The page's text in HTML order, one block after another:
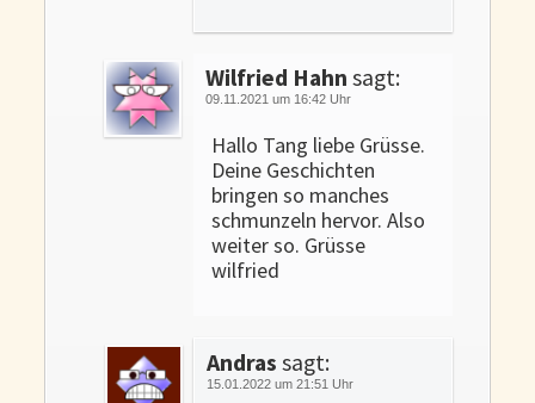
Wilfried Hahn sagt:
09.11.2021 um 16:42 Uhr
Hallo Tang liebe Grüsse.
Deine Geschichten
bringen so manches
schmunzeln hervor. Also
weiter so. Grüsse
wilfried
Andras sagt:
15.01.2022 um 21:51 Uhr